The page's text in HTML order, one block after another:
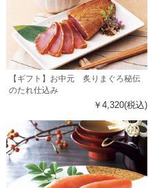
【ギフト】お中元 炙りまぐろ秘伝
のたれ仕込み
￥4,320(税込)